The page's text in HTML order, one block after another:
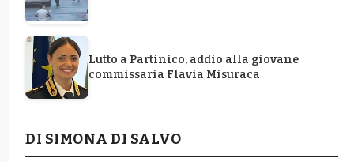
Lutto a Partinico, addio alla giovane
commissaria Flavia Misuraca
DI SIMONA DI SALVO